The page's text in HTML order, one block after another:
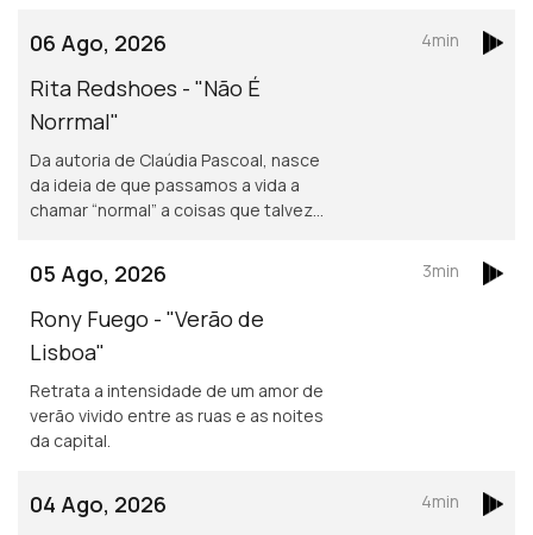
06 Ago, 2026
Rita Redshoes - "Não É
Norrmal"
Da autoria de Claúdia Pascoal, nasce
da ideia de que passamos a vida a
chamar “normal” a coisas que talvez
4min
05 Ago, 2026
Rony Fuego - "Verão de
Lisboa"
Retrata a intensidade de um amor de
verão vivido entre as ruas e as noites
da capital.
3min
04 Ago, 2026
4min